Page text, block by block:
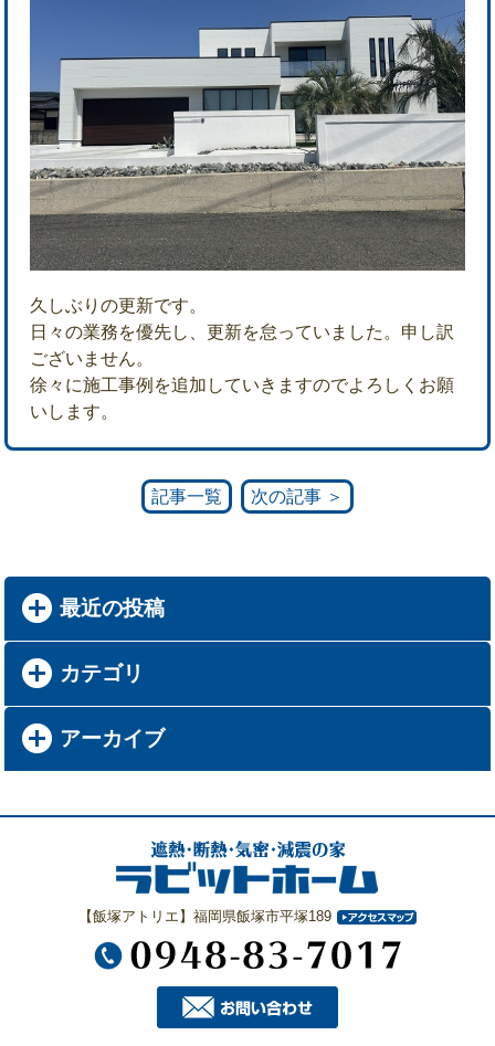
久しぶりの更新です。
日々の業務を優先し、更新を怠っていました。申し訳
ございません。
徐々に施工事例を追加していきますのでよろしくお願
いします。
記事一覧 次の記事 ＞
最近の投稿
カテゴリ
アーカイブ
【飯塚アトリエ】福岡県飯塚市平塚189